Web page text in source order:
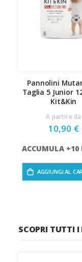
Pannolini
Taglia 5 Junior
Kit&Kin
A partire da
10,90 €
ACCUMULA +10
AGGIUNGI AL
SCOPRI TUTTI